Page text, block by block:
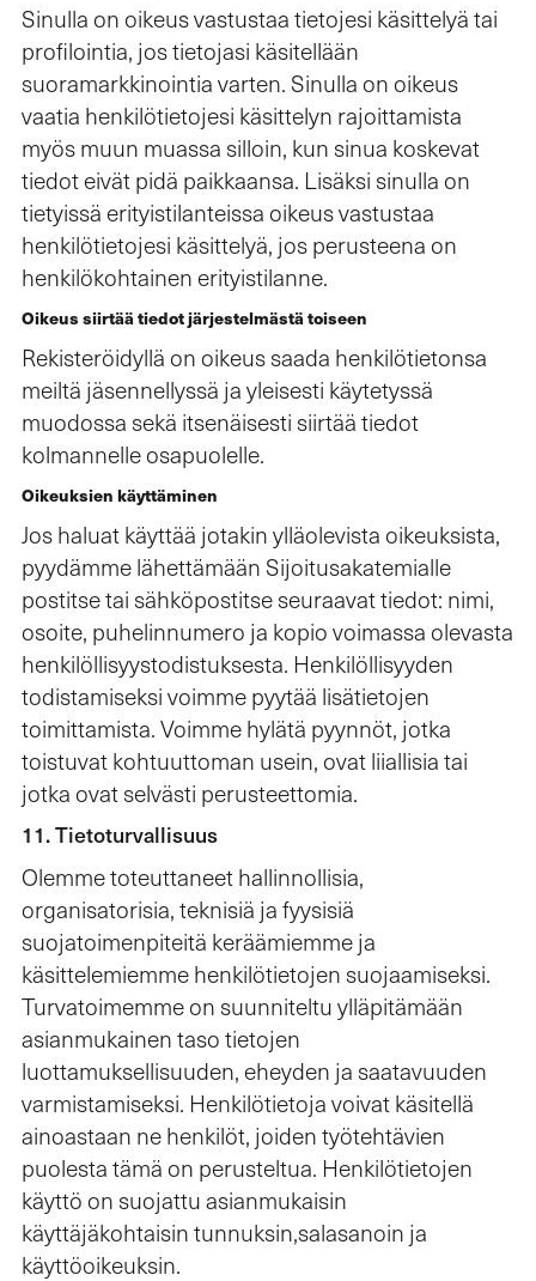
Sinulla on oikeus vastustaa tietojesi käsittelyä tai
profilointia, jos tietojasi käsitellään
suoramarkkinointia varten. Sinulla on oikeus
vaatia henkilötietojesi käsittelyn rajoittamista
myös muun muassa silloin, kun sinua koskevat
tiedot eivät pidä paikkaansa. Lisäksi sinulla on
tietyissä erityistilanteissa oikeus vastustaa
henkilötietojesi käsittelyä, jos perusteena on
henkilökohtainen erityistilanne.
Oikeus siirtää tiedot järjestelmästä toiseen
Rekisteröidyllä on oikeus saada henkilötietonsa
meiltä jäsennellyssä ja yleisesti käytetyssä
muodossa sekä itsenäisesti siirtää tiedot
kolmannelle osapuolelle.
Oikeuksien käyttäminen
Jos haluat käyttää jotakin ylläolevista oikeuksista,
pyydämme lähettämään Sijoitusakatemialle
postitse tai sähköpostitse seuraavat tiedot: nimi,
osoite, puhelinnumero ja kopio voimassa olevasta
henkilöllisyystodistuksesta. Henkilöllisyyden
todistamiseksi voimme pyytää lisätietojen
toimittamista. Voimme hylätä pyynnöt, jotka
toistuvat kohtuuttoman usein, ovat liiallisia tai
jotka ovat selvästi perusteettomia.
11. Tietoturvallisuus
Olemme toteuttaneet hallinnollisia,
organisatorisia, teknisiä ja fyysisiä
suojatoimenpiteitä keräämiemme ja
käsittelemiemme henkilötietojen suojaamiseksi.
Turvatoimemme on suunniteltu ylläpitämään
asianmukainen taso tietojen
luottamuksellisuuden, eheyden ja saatavuuden
varmistamiseksi. Henkilötietoja voivat käsitellä
ainoastaan ne henkilöt, joiden työtehtävien
puolesta tämä on perusteltua. Henkilötietojen
käyttö on suojattu asianmukaisin
käyttäjäkohtaisin tunnuksin,salasanoin ja
käyttöoikeuksin.